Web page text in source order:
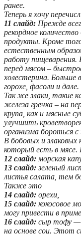
ранее.
Теперь я хочу
11 слайд: Прежде
рекордное
продукты. Кроме
естественным
работу
перед мясом –
холестерина. Больше
горохе, фасоли и дале.
Так же злаки, такие
железа гречка – на
крупа, как и мясные
улучшить
организма бороться
В бобовых и
который есть в мясе.
12 слайд: морская
13 слайд: зеленый
листья салата, тем
Также это
14 слайд: орехи,
15 слайд: кокосовое
могу привести в
16 слайд: сыр тофу —
на основе сои. Этот